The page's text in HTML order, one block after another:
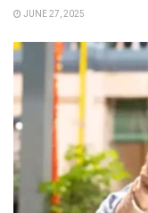
JUNE 27, 2025